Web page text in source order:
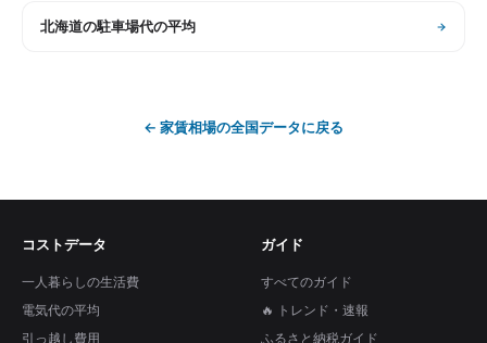
北海道の駐車場代の平均
← 家賃相場の全国データに戻る
コストデータ
一人暮らしの生活費
電気代の平均
引っ越し費用
ガイド
すべてのガイド
🔥 トレンド・速報
ふるさと納税ガイド